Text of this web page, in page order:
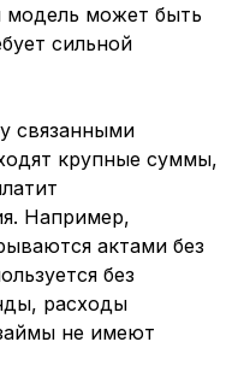
модель может быть
сильной
связанными
крупные суммы,
Например,
актами без
без
расходы
не имеют